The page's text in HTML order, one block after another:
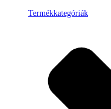
Termékkategóriák